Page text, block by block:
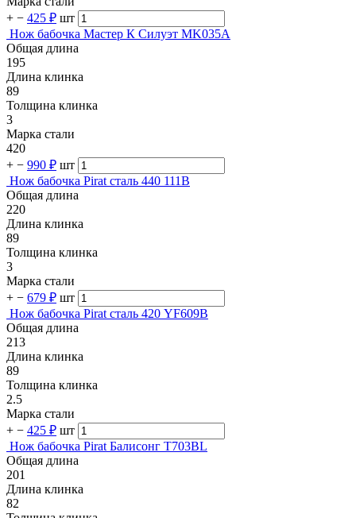
+ − 425 ₽ шт
Нож бабочка Мастер К Силуэт MK035A
Общая длина
195
Длина клинка
89
Толщина клинка
3
Марка стали
420
+ − 990 ₽ шт
Нож бабочка Pirat сталь 440 111B
Общая длина
220
Длина клинка
89
Толщина клинка
3
Марка стали
+ − 679 ₽ шт
Нож бабочка Pirat сталь 420 YF609B
Общая длина
213
Длина клинка
89
Толщина клинка
2.5
Марка стали
+ − 425 ₽ шт
Нож бабочка Pirat Балисонг T703ВL
Общая длина
201
Длина клинка
82